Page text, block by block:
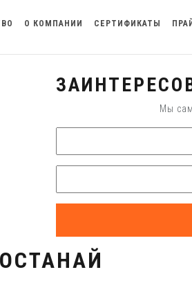
О КОМПАНИИ СЕРТИФИКАТЫ
Мы